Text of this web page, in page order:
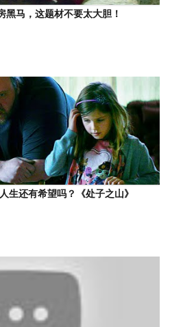
黑马，这题材不要太大胆！
生还有希望吗？《处子之山》